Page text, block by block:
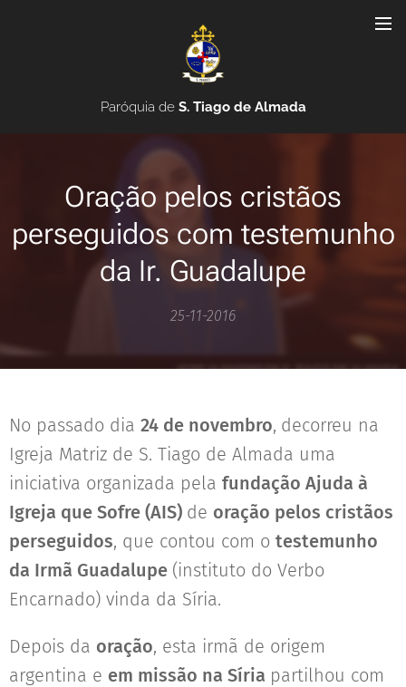
Paróquia de S. Tiago de Almada
Oração pelos cristãos
perseguidos com testemunho
da Ir. Guadalupe
25-11-2016
No passado dia 24 de novembro, decorreu na
Igreja Matriz de S. Tiago de Almada uma
iniciativa organizada pela fundação Ajuda à
Igreja que Sofre (AIS) de oração pelos cristãos
perseguidos, que contou com o testemunho
da Irmã Guadalupe (instituto do Verbo
Encarnado) vinda da Síria.
Depois da oração, esta irmã de origem
argentina e em missão na Síria partilhou com